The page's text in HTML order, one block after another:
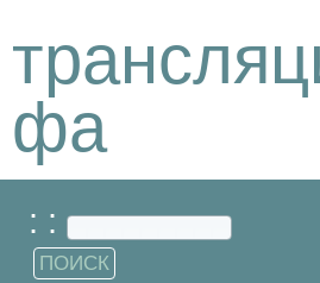
фа
: :